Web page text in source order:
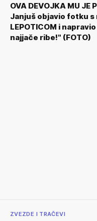
OVA DEVOJKA MU JE
Janjuš objavio fotku s
LEPOTICOM i
najjače ribe!" (FOTO)
ZVEZDE I TRAČEVI